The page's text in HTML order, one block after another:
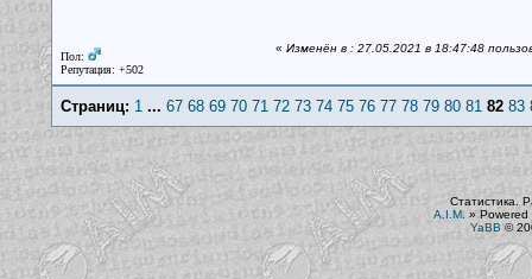
Пол:
Репутация: +502
« Изменён в : 27.05.2021 в 18:47:48
Страниц: 1... 67 68 69 70 71 72 73 74 75 76 77 78 79 80 81 82 83
Статистика.
A.I.M. »Powered
YaBB ©